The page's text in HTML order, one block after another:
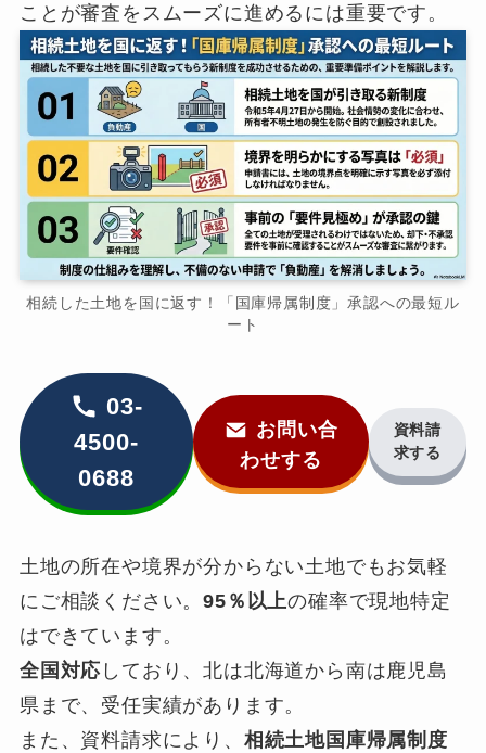
ことが審査をスムーズに進めるには重要です。
相続した土地を国に返す！「国庫帰属制度」承認への最短ル
ート
03-
4500-
0688
お問い合
わせする
資料請
求する
土地の所在や境界が分からない土地でもお気軽
にご相談ください。95％以上の確率で現地特定
はできています。
全国対応 しており、北は北海道から南は鹿児島
県まで、受任実績があります。
また、資料請求により、 相続土地国庫帰属制度